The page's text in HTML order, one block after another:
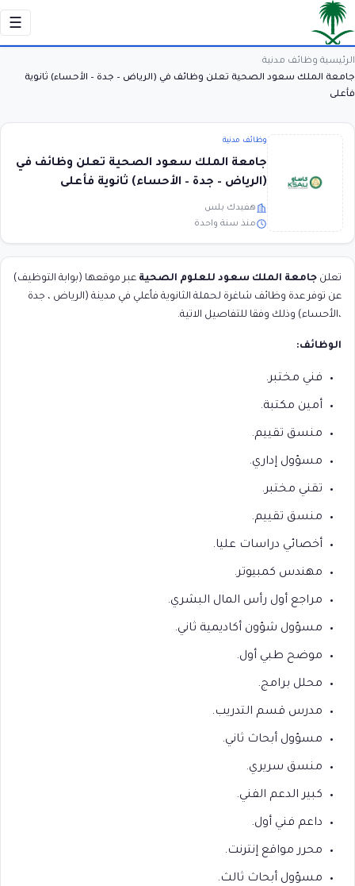
☰
الرئيسية وظائف مدنية
جامعة الملك سعود الصحية تعلن وظائف في (الرياض – جدة – الأحساء) ثانوية
فأعلى
وظائف مدنية
جامعة الملك سعود الصحية تعلن وظائف في
(الرياض – جدة – الأحساء) ثانوية فأعلى
هفيدك بلس
منذ سنة واحدة
تعلن جامعة الملك سعود للعلوم الصحية عبر موقعها (بوابة التوظيف)
عن توفر عدة وظائف شاغرة لحملة الثانوية فأعلي في مدينة (الرياض ، جدة
،الأحساء) وذلك وفقا للتفاصيل الاتية.
الوظائف:
فني مختبر.
أمين مكتبة.
منسق تقييم.
مسؤول إداري.
تقني مختبر.
منسق تقييم.
أخصائي دراسات عليا.
مهندس كمبيوتر.
مراجع أول رأس المال البشري.
مسؤول شؤون أكاديمية ثاني.
موضح طبي أول.
محلل برامج.
مدرس قسم التدريب.
مسؤول أبحاث ثاني.
منسق سريري.
كبير الدعم الفني.
داعم فني أول.
محرر مواقع إنترنت.
مسؤول أبحاث ثالث.